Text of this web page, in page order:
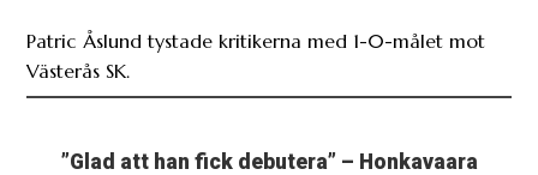
Patric Åslund tystade kritikerna med 1-0-målet mot
Västerås SK.
”Glad att han fick debutera” – Honkavaara